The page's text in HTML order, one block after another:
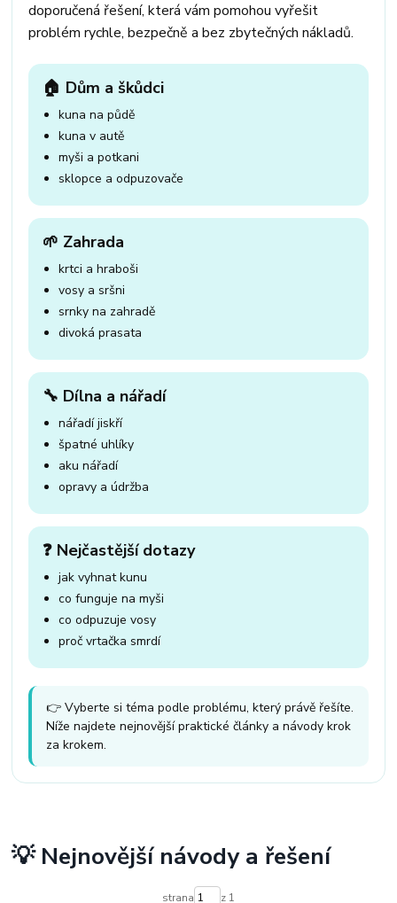
doporučená řešení, která vám pomohou vyřešit
problém rychle, bezpečně a bez zbytečných nákladů.
🏠 Dům a škůdci
kuna na půdě
kuna v autě
myši a potkani
sklopce a odpuzovače
🌱 Zahrada
krtci a hraboši
vosy a sršni
srnky na zahradě
divoká prasata
🔧 Dílna a nářadí
nářadí jiskří
špatné uhlíky
aku nářadí
opravy a údržba
❓ Nejčastější dotazy
jak vyhnat kunu
co funguje na myši
co odpuzuje vosy
proč vrtačka smrdí
👉 Vyberte si téma podle problému, který právě řešíte.
Níže najdete nejnovější praktické články a návody krok
za krokem.
💡 Nejnovější návody a řešení
strana z 1